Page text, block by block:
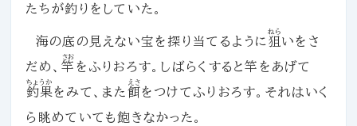
たちが釣りをしていた。
海の底の見えない宝を探り当てるように 狙
ねら
いをさ
だめ、竿
さお
をふりおろす。しばらくすると竿をあげて
釣果
ちょうか
をみて、また 餌
えさ
をつけてふりおろす。それはいく
ら眺めていても飽きなかった。